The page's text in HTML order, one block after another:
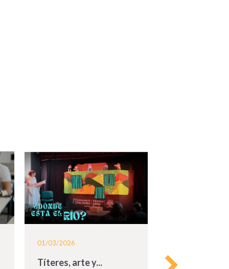
01/03/2026
Títeres, arte y... Donación de